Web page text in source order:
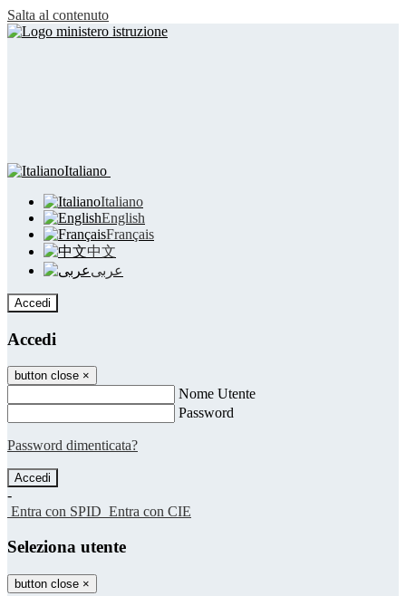
Salta al contenuto
Italiano
Italiano
English
Français
中文
عربى
Accedi
Accedi
button close ×
Nome Utente
Password
Password dimenticata?
-
Entra con SPID Entra con CIE
Seleziona utente
button close ×